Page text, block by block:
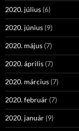
2020. július (6)
2020. június (9)
2020. május (7)
2020. április (7)
2020. március (7)
2020. február (7)
2020. január (9)